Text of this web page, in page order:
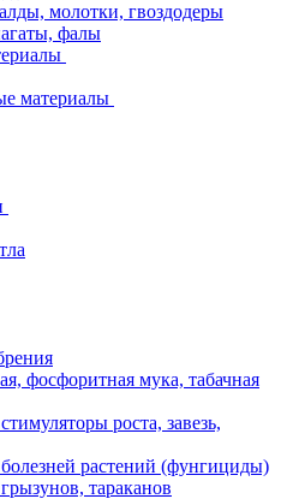
молотки, гвоздодеры
фалы
материалы
фосфоритная мука, табачная
роста, завезь,
растений (фунгициды)
тараканов